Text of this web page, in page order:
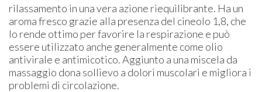
rilassamento in una vera azione riequilibrante. Ha un
aroma fresco grazie alla presenza del cineolo 1,8, che
lo rende ottimo per favorire la respirazione e può
essere utilizzato anche generalmente come olio
antivirale e antimicotico. Aggiunto a una miscela da
massaggio dona sollievo a dolori muscolari e migliora i
problemi di circolazione.